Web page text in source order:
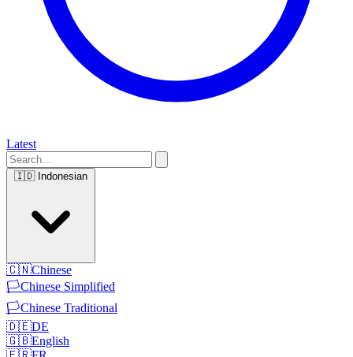
Latest
🇮🇩 Indonesian
🇨🇳Chinese
🏳️Chinese Simplified
🏳️Chinese Traditional
🇩🇪DE
🇬🇧English